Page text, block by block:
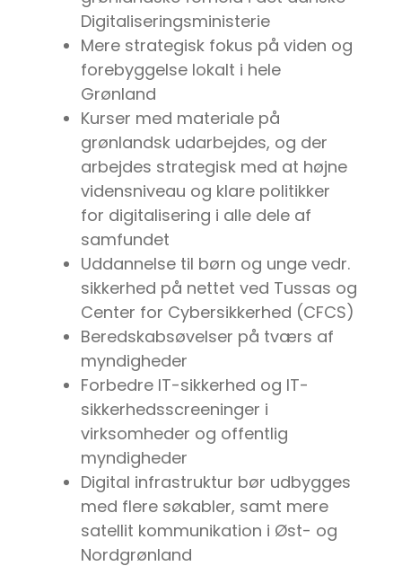
Digitaliseringsministerie
Mere strategisk fokus på viden og
forebyggelse lokalt i hele
Grønland
Kurser med materiale på
grønlandsk udarbejdes, og der
arbejdes strategisk med at højne
vidensniveau og klare politikker
for digitalisering i alle dele af
samfundet
Uddannelse til børn og unge vedr.
sikkerhed på nettet ved Tussas og
Center for Cybersikkerhed (CFCS)
Beredskabsøvelser på tværs af
myndigheder
Forbedre IT-sikkerhed og IT-
sikkerhedsscreeninger i
virksomheder og offentlig
myndigheder
Digital infrastruktur bør udbygges
med flere søkabler, samt mere
satellit kommunikation i Øst- og
Nordgrønland